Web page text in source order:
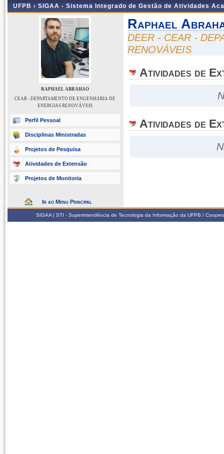
UFPB › SIGAA - Sistema Integrado de Gestão de Atividades
RAPHAEL ABRAHAO
CEAR - DEPARTAMENTO DE ENGENHARIA DE
ENERGIAS RENOVÁVEIS
Perfil Pessoal
Disciplinas Ministradas
Projetos de Pesquisa
Atividades de Extensão
Projetos de Monitoria
Ir ao Menu Principal
Raphael
DEER - CEAR -
RENOVÁVEIS
Atividades de
Atividades de
SIGAA | STI - Superintendência de Tecnologia da Informação da UFPB /